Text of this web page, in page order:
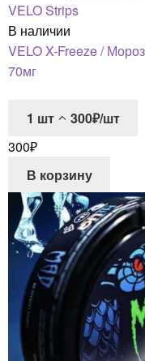
VELO Strips
В наличии
VELO X-Freeze /
70мг
1 шт
300₽/шт
300₽
В корзину